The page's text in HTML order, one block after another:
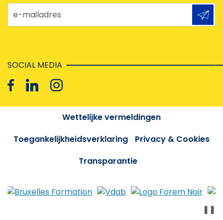
e-mailadres
SOCIAL MEDIA
Wettelijke vermeldingen
Toegankelijkheidsverklaring
Privacy & Cookies
Transparantie
❚❚